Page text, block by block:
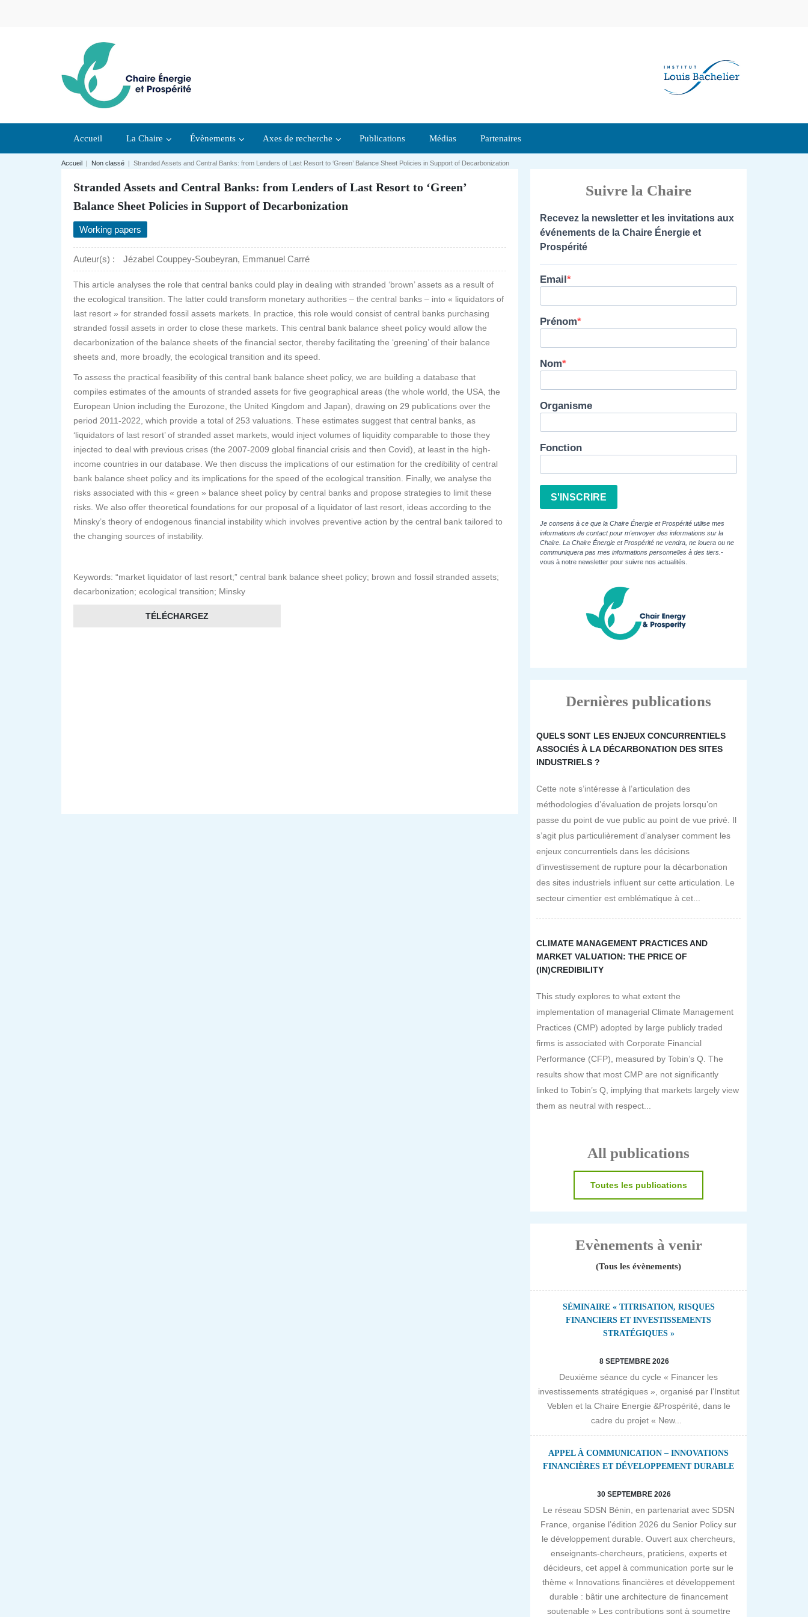
Accueil La Chaire Évènements Axes de recherche Publications Médias Partenaires
Accueil | Non classé | Stranded Assets and Central Banks: from Lenders of Last Resort to ‘Green’ Balance Sheet Policies in Support of Decarbonization
Stranded Assets and Central Banks: from Lenders of Last Resort to ‘Green’
Balance Sheet Policies in Support of Decarbonization
Working papers
Auteur(s) : Jézabel Couppey-Soubeyran, Emmanuel Carré
This article analyses the role that central banks could play in dealing with stranded ‘brown’ assets as a result of
the ecological transition. The latter could transform monetary authorities – the central banks – into « liquidators of
last resort » for stranded fossil assets markets. In practice, this role would consist of central banks purchasing
stranded fossil assets in order to close these markets. This central bank balance sheet policy would allow the
decarbonization of the balance sheets of the financial sector, thereby facilitating the ‘greening’ of their balance
sheets and, more broadly, the ecological transition and its speed.
To assess the practical feasibility of this central bank balance sheet policy, we are building a database that
compiles estimates of the amounts of stranded assets for five geographical areas (the whole world, the USA, the
European Union including the Eurozone, the United Kingdom and Japan), drawing on 29 publications over the
period 2011-2022, which provide a total of 253 valuations. These estimates suggest that central banks, as
‘liquidators of last resort’ of stranded asset markets, would inject volumes of liquidity comparable to those they
injected to deal with previous crises (the 2007-2009 global financial crisis and then Covid), at least in the high-
income countries in our database. We then discuss the implications of our estimation for the credibility of central
bank balance sheet policy and its implications for the speed of the ecological transition. Finally, we analyse the
risks associated with this « green » balance sheet policy by central banks and propose strategies to limit these
risks. We also offer theoretical foundations for our proposal of a liquidator of last resort, ideas according to the
Minsky’s theory of endogenous financial instability which involves preventive action by the central bank tailored to
the changing sources of instability.
Keywords: “market liquidator of last resort;” central bank balance sheet policy; brown and fossil stranded assets;
decarbonization; ecological transition; Minsky
TÉLÉCHARGEZ
Suivre la Chaire
Recevez la newsletter et les invitations aux
événements de la Chaire Énergie et
Prospérité
Email
Prénom
Nom
Organisme
Fonction
S'INSCRIRE
Je consens à ce que la Chaire Énergie et Prospérité utilise mes
informations de contact pour m'envoyer des informations sur la
Chaire. La Chaire Énergie et Prospérité ne vendra, ne louera ou ne
communiquera pas mes informations personnelles à des tiers. -
vous à notre newsletter pour suivre nos actualités.
Dernières publications
QUELS SONT LES ENJEUX CONCURRENTIELS
ASSOCIÉS À LA DÉCARBONATION DES SITES
INDUSTRIELS ?
Cette note s’intéresse à l’articulation des
méthodologies d’évaluation de projets lorsqu’on
passe du point de vue public au point de vue privé. Il
s’agit plus particulièrement d’analyser comment les
enjeux concurrentiels dans les décisions
d’investissement de rupture pour la décarbonation
des sites industriels influent sur cette articulation. Le
secteur cimentier est emblématique à cet...
CLIMATE MANAGEMENT PRACTICES AND
MARKET VALUATION: THE PRICE OF
(IN)CREDIBILITY
This study explores to what extent the
implementation of managerial Climate Management
Practices (CMP) adopted by large publicly traded
firms is associated with Corporate Financial
Performance (CFP), measured by Tobin’s Q. The
results show that most CMP are not significantly
linked to Tobin’s Q, implying that markets largely view
them as neutral with respect...
All publications
Toutes les publications
Evènements à venir
(Tous les évènements)
SÉMINAIRE « TITRISATION, RISQUES
FINANCIERS ET INVESTISSEMENTS
STRATÉGIQUES »
8 SEPTEMBRE 2026
Deuxième séance du cycle « Financer les
investissements stratégiques », organisé par l’Institut
Veblen et la Chaire Energie &Prospérité, dans le
cadre du projet « New...
APPEL À COMMUNICATION – INNOVATIONS
FINANCIÈRES ET DÉVELOPPEMENT DURABLE
30 SEPTEMBRE 2026
Le réseau SDSN Bénin, en partenariat avec SDSN
France, organise l’édition 2026 du Senior Policy sur
le développement durable. Ouvert aux chercheurs,
enseignants-chercheurs, praticiens, experts et
décideurs, cet appel à communication porte sur le
thème « Innovations financières et développement
durable : bâtir une architecture de financement
soutenable » Les contributions sont à soumettre